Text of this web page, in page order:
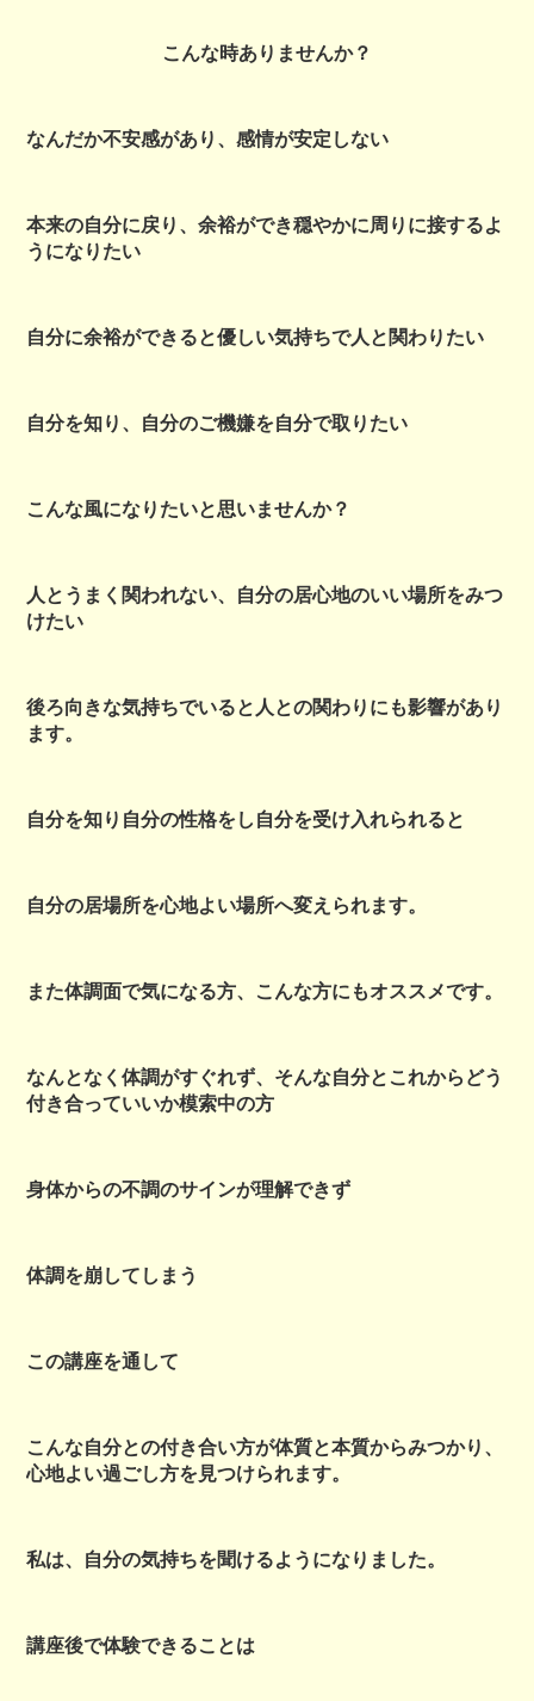
こんな時ありませんか？
なんだか不安感があり、感情が安定しない
本来の自分に戻り、余裕ができ穏やかに周りに接するよ
うになりたい
自分に余裕ができると優しい気持ちで人と関わりたい
自分を知り、自分のご機嫌を自分で取りたい
こんな風になりたいと思いませんか？
人とうまく関われない、自分の居心地のいい場所をみつ
けたい
後ろ向きな気持ちでいると人との関わりにも影響があり
ます。
自分を知り自分の性格をし自分を受け入れられると
自分の居場所を心地よい場所へ変えられます。
また体調面で気になる方、こんな方にもオススメです。
なんとなく体調がすぐれず、そんな自分とこれからどう
付き合っていいか模索中の方
身体からの不調のサインが理解できず
体調を崩してしまう
この講座を通して
こんな自分との付き合い方が体質と本質からみつかり、
心地よい過ごし方を見つけられます。
私は、自分の気持ちを聞けるようになりました。
講座後で体験できることは